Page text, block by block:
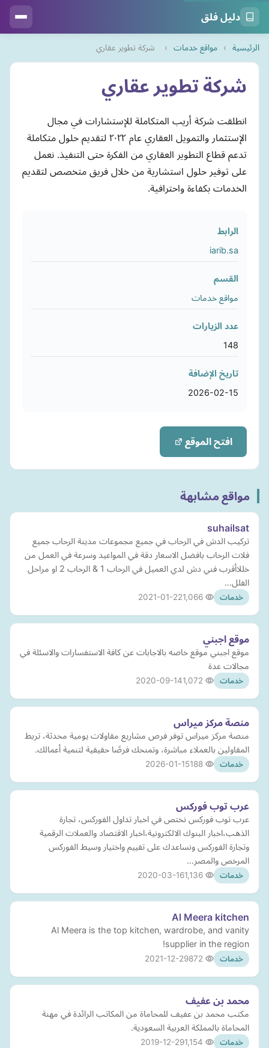
دليل فلق
الرئيسية › مواقع خدمات › شركة تطوير عقاري
شركة تطوير عقاري
انطلقت شركة أريب المتكاملة للإستشارات في مجال
الإستثمار والتمويل العقاري عام ٢٠٢٢ لتقديم حلول متكاملة
تدعم قطاع التطوير العقاري من الفكرة حتى التنفيذ. نعمل
على توفير حلول استشارية من خلال فريق متخصص لتقديم
الخدمات بكفاءة واحترافية.
الرابط
iarib.sa
القسم
مواقع خدمات
عدد الزيارات
148
تاريخ الإضافة
2026-02-15
افتح الموقع
مواقع مشابهة
suhailsat
تركيب الدش في الرحاب في جميع مجموعات مدينة الرحاب جميع
فلات الرحاب بافضل الاسعار دقة في المواعيد وسرعة في العمل من
خللاأقرب فني دش لدي العميل في الرحاب 1 & الرحاب 2 او مراحل
الفلل…
خدمات 2021-01-22
موقع اجبني
موقع اجبني موقع خاصه بالاجابات عن كافة الاستفسارات والاسئلة في
مجالات عدة
خدمات 2020-09-14
منصة مركز ميراس
منصة مركز ميراس توفر فرص مشاريع مقاولات يومية محدثة، تربط
المقاولين بالعملاء مباشرة، وتمنحك فرصًا حقيقية لتنمية أعمالك.
خدمات 2026-01-15
عرب توب فوركس
عرب توب فوركس نختص في اخبار تداول الفوركس، تجارة
الذهب،اخبار البنوك الالكترونية،اخبار الاقتصاد والعملات الرقمية
وتجارة الفوركس ونساعدك على تقييم واختيار وسيط الفوركس
المرخص والمصر…
خدمات 2020-03-16
Al Meera kitchen
Al Meera is the top kitchen, wardrobe, and vanity
supplier in the region!
خدمات 2021-12-29
محمد بن عفيف
مكتب محمد بن عفيف للمحاماة من المكاتب الرائدة في مهنة
المحاماة بالمملكة العربية السعودية.
خدمات 2019-12-29